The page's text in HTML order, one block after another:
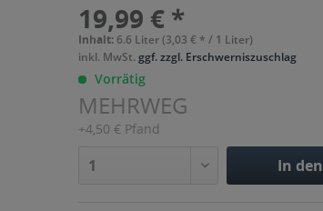
19,99 € *
Inhalt: 6.6 Liter (3,03 € * / 1 Liter)
inkl. MwSt.ggf. zzgl. Erschwerniszuschlag
Vorrätig
MEHRWEG
+4,50 € Pfand
In den